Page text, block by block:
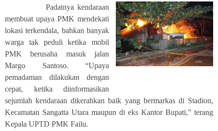
Padatnya kendaraan
membuat upaya PMK mendekati
lokasi terkendala, bahkan banyak
warga tak peduli ketika mobil
PMK berusaha masuk jalan
Margo Santoso. “Upaya
pemadaman dilakukan dengan
cepat, ketika diinformasikan
sejumlah kendaraan dikerahkan baik yang bermarkas di Stadion,
Kecamatan Sangatta Utara maupun di eks Kantor Bupati,” terang
Kepala UPTD PMK Failu.